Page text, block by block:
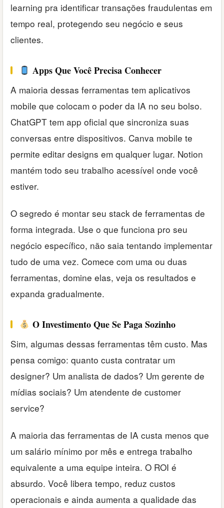
learning pra identificar transações fraudulentas em
tempo real, protegendo seu negócio e seus
clientes.
Apps Que Você Precisa Conhecer
A maioria dessas ferramentas tem aplicativos
mobile que colocam o poder da IA no seu bolso.
ChatGPT tem app oficial que sincroniza suas
conversas entre dispositivos. Canva mobile te
permite editar designs em qualquer lugar. Notion
mantém todo seu trabalho acessível onde você
estiver.
O segredo é montar seu stack de ferramentas de
forma integrada. Use o que funciona pro seu
negócio específico, não saia tentando implementar
tudo de uma vez. Comece com uma ou duas
ferramentas, domine elas, veja os resultados e
expanda gradualmente.
O Investimento Que Se Paga Sozinho
Sim, algumas dessas ferramentas têm custo. Mas
pensa comigo: quanto custa contratar um
designer? Um analista de dados? Um gerente de
mídias sociais? Um atendente de customer
service?
A maioria das ferramentas de IA custa menos que
um salário mínimo por mês e entrega trabalho
equivalente a uma equipe inteira. O ROI é
absurdo. Você libera tempo, reduz custos
operacionais e ainda aumenta a qualidade das